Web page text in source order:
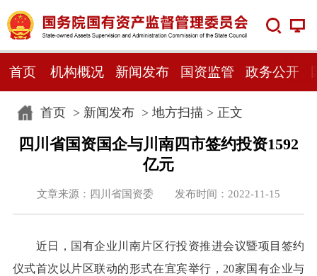
首页 机构概况 新闻发布 国资监管 政务公开
首页> 新闻发布> 地方扫描 > 正文
四川省国资国企与川南四市签约投资1592
亿元
文章来源：四川省国资委 发布时间：2022-11-15
近日，国有企业川南片区行投资推进会议暨项目签约
仪式首次以片区联动的形式在宜宾举行，20家国有企业与